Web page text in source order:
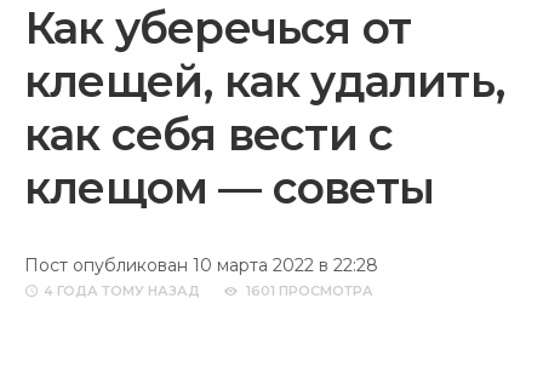
Как уберечься от
клещей, как удалить,
как себя вести с
клещом — советы
Пост опубликован 10 марта 2022 в 22:28
4 ГОДА ТОМУ НАЗАД 1601 ПРОСМОТРА